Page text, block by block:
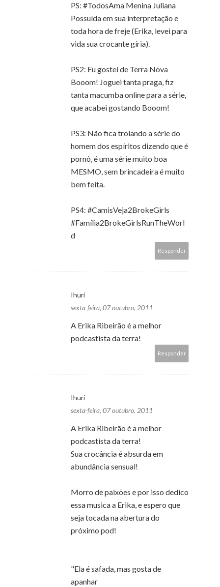
PS: #TodosAma Menina Juliana
Possuída em sua interpretação e
toda hora de freje (Erika, levei para
vida sua crocante gíria).
PS2: Eu gostei de Terra Nova
Booom! Joguei tanta praga, fiz
tanta macumba online para a série,
que acabei gostando Booom!
PS3: Não fica trolando a série do
homem dos espíritos dizendo que é
pornô, é uma série muito boa
MESMO, sem brincadeira é muito
bem feita.
PS4: #CamisVeja2BrokeGirls
#Família2BrokeGirlsRunTheWorl
d
Responder
Ihuri
sexta-feira, 07 outubro, 2011
A Erika Ribeirão é a melhor
podcastista da terra!
Responder
Ihuri
sexta-feira, 07 outubro, 2011
A Erika Ribeirão é a melhor
podcastista da terra!
Sua crocância é absurda em
abundância sensual!
Morro de paixões e por isso dedico
essa musica a Erika, e espero que
seja tocada na abertura do
próximo pod!
"Ela é safada, mas gosta de
apanhar